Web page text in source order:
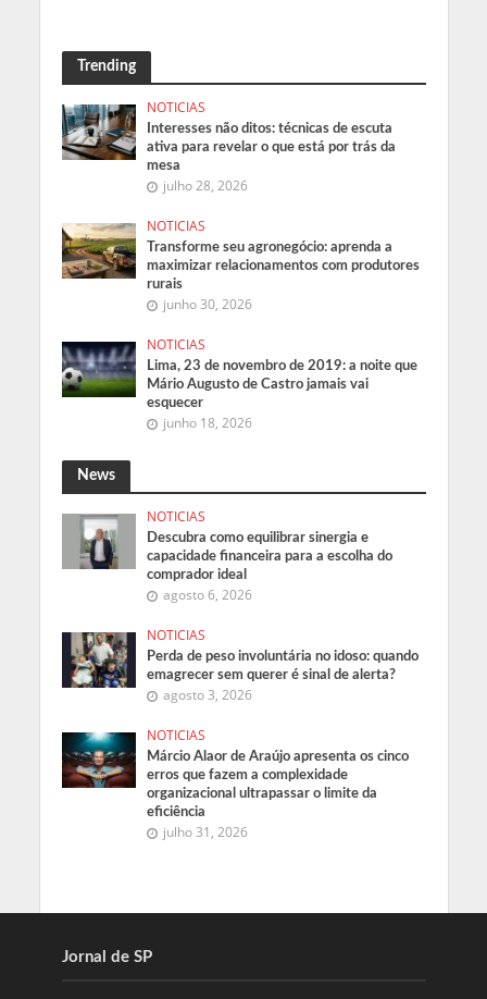
Trending
NOTICIAS
Interesses não ditos: técnicas de escuta
ativa para revelar o que está por trás da
mesa
julho 28, 2026
NOTICIAS
Transforme seu agronegócio: aprenda a
maximizar relacionamentos com produtores
rurais
junho 30, 2026
NOTICIAS
Lima, 23 de novembro de 2019: a noite que
Mário Augusto de Castro jamais vai
esquecer
junho 18, 2026
News
NOTICIAS
Descubra como equilibrar sinergia e
capacidade financeira para a escolha do
comprador ideal
agosto 6, 2026
NOTICIAS
Perda de peso involuntária no idoso: quando
emagrecer sem querer é sinal de alerta?
agosto 3, 2026
NOTICIAS
Márcio Alaor de Araújo apresenta os cinco
erros que fazem a complexidade
organizacional ultrapassar o limite da
eficiência
julho 31, 2026
Jornal de SP